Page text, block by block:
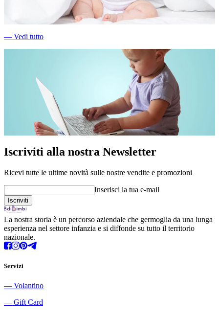
― Vedi tutto
Iscriviti alla nostra Newsletter
Ricevi tutte le ultime novità sulle nostre vendite e promozioni
Inserisci la tua e-mail
La nostra storia è un percorso aziendale che germoglia da una lunga
esperienza nel settore infanzia e si diffonde su tutto il territorio
nazionale.
Servizi
― Volantino
― Gift Card